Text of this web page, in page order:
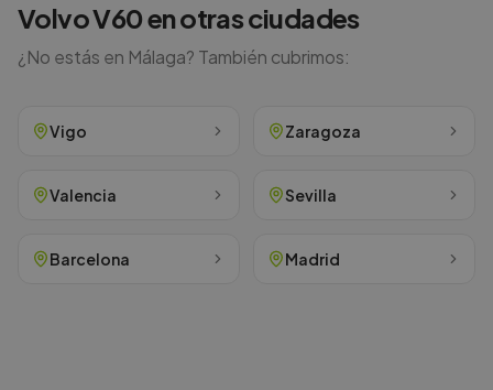
VolvoV60en otras ciudades
¿No estás en Málaga? También cubrimos:
Vigo Zaragoza
Valencia Sevilla
Barcelona Madrid